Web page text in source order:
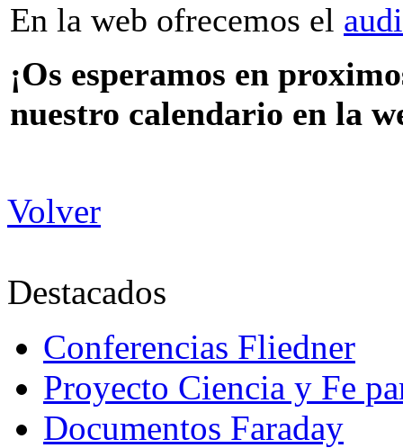
En la web ofrecemos el
¡Os esperamos en
nuestro calendario en la
Volver
Destacados
Conferencias Fliedner
Proyecto Ciencia y Fe
Documentos Faraday